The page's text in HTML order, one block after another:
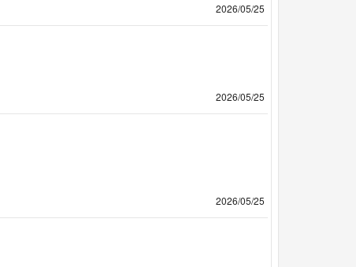
2026/05/25
2026/05/25
2026/05/25